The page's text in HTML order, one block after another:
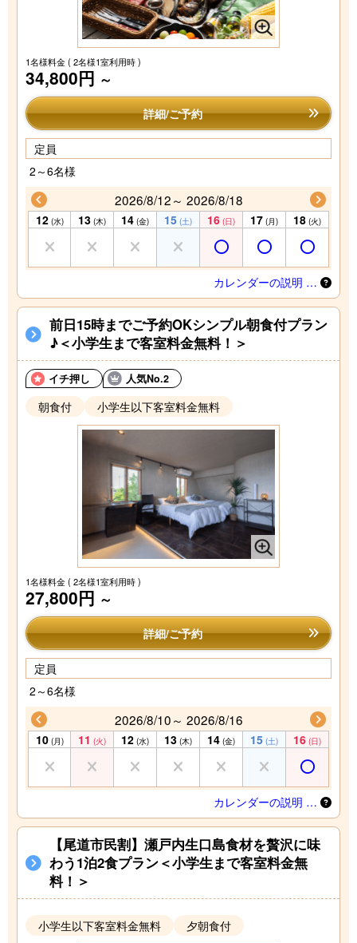
1名様料金( 2名様1室利用時 )
34,800円 ～
詳細/ご予約
定員
2～6名様
2026/8/12～ 2026/8/18
12 (水) 13 (木) 14 (金) 15 (土) 16 (日) 17 (月) 18 (火)
カレンダーの説明 …
前日15時までご予約OKシンプル朝食付プラン
♪＜小学生まで客室料金無料！＞
イチ押し 人気No.2
朝食付 小学生以下客室料金無料
1名様料金( 2名様1室利用時 )
27,800円 ～
詳細/ご予約
定員
2～6名様
2026/8/10～ 2026/8/16
10 (月) 11 (火) 12 (水) 13 (木) 14 (金) 15 (土) 16 (日)
カレンダーの説明 …
【尾道市民割】瀬戸内生口島食材を贅沢に味
わう1泊2食プラン＜小学生まで客室料金無
料！＞
小学生以下客室料金無料 夕朝食付